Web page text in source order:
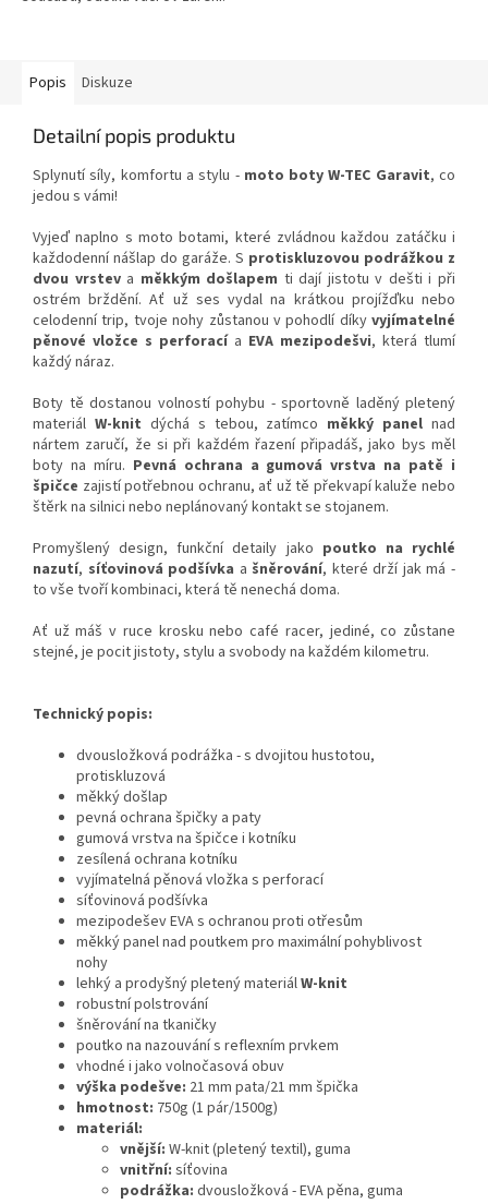
Popis Diskuze
Detailní popis produktu
Splynutí síly, komfortu a stylu - moto boty W-TEC Garavit, co
jedou s vámi!
Vyjeď naplno s moto botami, které zvládnou každou zatáčku i
každodenní nášlap do garáže. S protiskluzovou podrážkou z
dvou vrsteva měkkým došlapem ti dají jistotu v dešti i při
ostrém brždění. Ať už ses vydal na krátkou projížďku nebo
celodenní trip, tvoje nohy zůstanou v pohodlí díky vyjímatelné
pěnové vložce s perforacía EVA mezipodešvi, která tlumí
každý náraz.
Boty tě dostanou volností pohybu - sportovně laděný pletený
materiál W-knit dýchá s tebou, zatímco měkký panel nad
nártem zaručí, že si při každém řazení připadáš, jako bys měl
boty na míru. Pevná ochrana a gumová vrstva na patě i
špičce zajistí potřebnou ochranu, ať už tě překvapí kaluže nebo
štěrk na silnici nebo neplánovaný kontakt se stojanem.
Promyšlený design, funkční detaily jako poutko na rychlé
nazutí, síťovinová podšívka a šněrování, které drží jak má -
to vše tvoří kombinaci, která tě nenechá doma.
Ať už máš v ruce krosku nebo café racer, jediné, co zůstane
stejné, je pocit jistoty, stylu a svobody na každém kilometru.
Technický popis:
dvousložková podrážka - s dvojitou hustotou,
protiskluzová
měkký došlap
pevná ochrana špičky a paty
gumová vrstva na špičce i kotníku
zesílená ochrana kotníku
vyjímatelná pěnová vložka s perforací
síťovinová podšívka
mezipodešev EVA s ochranou proti otřesům
měkký panel nad poutkem pro maximální pohyblivost
nohy
lehký a prodyšný pletený materiálW-knit
robustní polstrování
šněrování na tkaničky
poutko na nazouvání s reflexním prvkem
vhodné i jako volnočasová obuv
výška podešve: 21 mm pata/21 mm špička
hmotnost: 750g (1 pár/1500g)
materiál:
vnější: W-knit (pletený textil), guma
vnitřní: síťovina
podrážka: dvousložková - EVA pěna, guma